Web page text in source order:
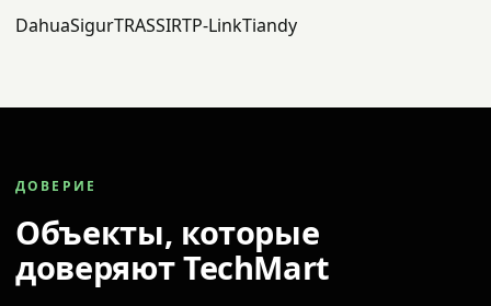
DahuaSigurTRASSIRTP-LinkTiandy
ДОВЕРИЕ
Объекты, которые
доверяют TechMart